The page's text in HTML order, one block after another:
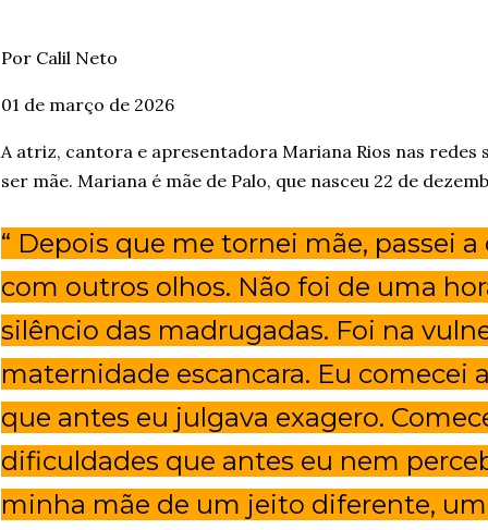
Por Calil Neto
01 de março de 2026
A atriz, cantora e apresentadora Mariana Rios nas redes
ser mãe. Mariana é mãe de Palo, que nasceu 22 de
“ Depois que me tornei mãe, passei
com outros olhos. Não foi de uma
silêncio das madrugadas. Foi na
maternidade escancara. Eu comecei
que antes eu julgava exagero.
dificuldades que antes eu nem
minha mãe de um jeito diferente,